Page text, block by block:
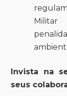
Militar
Invista na
seus